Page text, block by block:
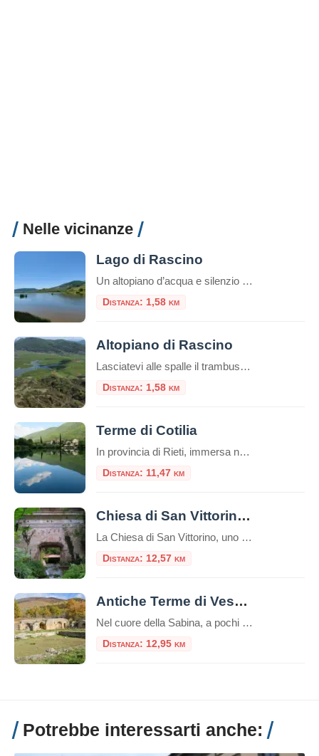
Nelle vicinanze
Lago di Rascino
Un altopiano d’acqua e silenzio nel cuore dell’Appennino laziale Sospeso a mille metri d’altitudine, nel cuore dei Monti Carseolani, il Lago di Rascino è un piccolo mondo a parte: un’oasi d’acqua e di quiete dove la natura domina ancora incontrastata. Situato nel comune di Fiamignano, in provincia di Rieti, questo lago carsico rappresenta uno dei […]
Distanza: 1,58 km
Altopiano di Rascino
Lasciatevi alle spalle il trambusto della città e preparatevi a scoprire un luogo dove la natura regna sovrana e il tempo sembra scorrere a un ritmo diverso. Benvenuti sull’Altopiano di Rascino, un vasto tavolato carsico a oltre 1100 metri di altitudine, incastonato nell’Appennino Centrale, nel cuore del Cicolano in provincia di Rieti. Spesso definito “il […]
Distanza: 1,58 km
Terme di Cotilia
In provincia di Rieti, immersa nel cuore della Sabina, si trova un luogo affascinante e ricco di storia: le Terme di Cotilia. Questo angolo di Lazio, noto fin dall’antichità per le sue acque curative, è un perfetto connubio tra benessere, archeologia e paesaggi mozzafiato. Scopriamo insieme cosa rende questo luogo così speciale. Un po’ di storia […]
Distanza: 11,47 km
Chiesa di San Vittorino: La Chiesa che Affonda nel Mistero
La Chiesa di San Vittorino, uno dei monumenti più enigmatici e visivamente magnetici dell’intero Lazio, sorge nel cuore della Valle Santa reatina, a breve distanza dalle celebri sorgenti del fiume Peschiera. Definita spesso come la “chiesa sommersa” o la “chiesa che affonda”, questo edificio non è soltanto un luogo di culto in rovina, ma un […]
Distanza: 12,57 km
Antiche Terme di Vespasiano a Cittaducale
Nel cuore della Sabina, a pochi chilometri da Cittaducale in provincia di Rieti, si celano i resti di un passato glorioso: le Antiche Terme di Vespasiano. Questo suggestivo sito archeologico, immerso in un paesaggio che conserva ancora il fascino dell’antica campagna romana, testimonia la profonda connessione tra l’Impero Romano e le benefiche acque sorgive del […]
Distanza: 12,95 km
Potrebbe interessarti anche: